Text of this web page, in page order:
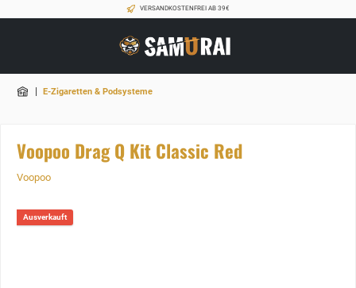
VERSANDKOSTENFREI AB 39€
| E-Zigaretten & Podsysteme
Voopoo Drag Q Kit Classic Red
Voopoo
Ausverkauft